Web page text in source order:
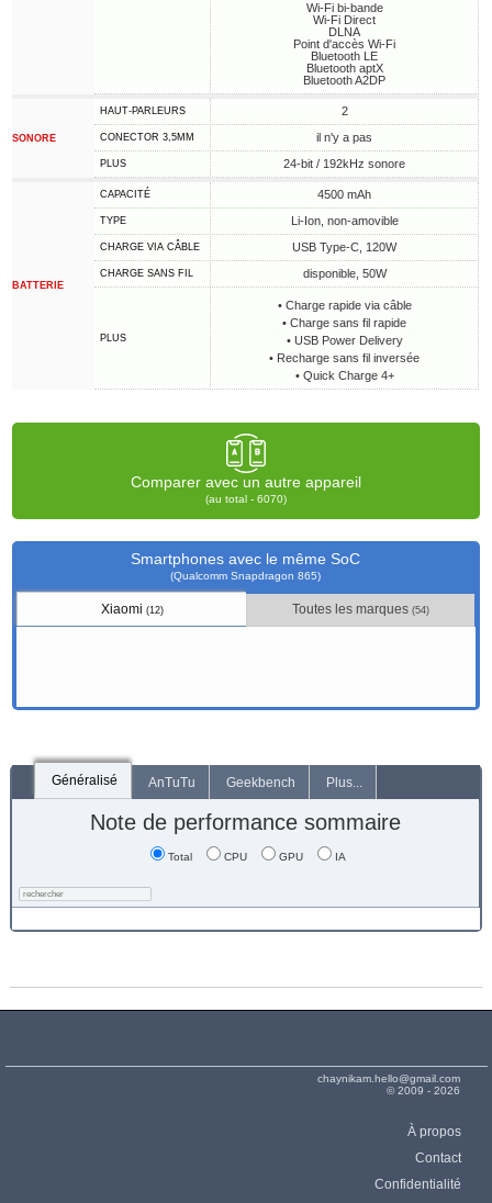
Wi-Fi bi-bande
Wi-Fi Direct
DLNA
Point d'accès Wi-Fi
Bluetooth LE
Bluetooth aptX
Bluetooth A2DP
SONORE
HAUT-PARLEURS 2
CONECTOR 3,5MM il n'y a pas
PLUS 24-bit / 192kHz sonore
BATTERIE
CAPACITÉ 4500 mAh
TYPE Li-Ion, non-amovible
CHARGE VIA CÂBLE USB Type-C, 120W
CHARGE SANS FIL disponible, 50W
PLUS
• Charge rapide via câble
• Charge sans fil rapide
• USB Power Delivery
• Recharge sans fil inversée
• Quick Charge 4+
Comparer avec un autre appareil
(au total - 6070)
Smartphones avec le même SoC
(Qualcomm Snapdragon 865)
Xiaomi (12) Toutes les marques(54)
Généralisé AnTuTu Geekbench Plus...
Note de performance sommaire
Total CPU GPU IA
chaynikam.hello@gmail.com
© 2009 - 2026
À propos
Contact
Confidentialité